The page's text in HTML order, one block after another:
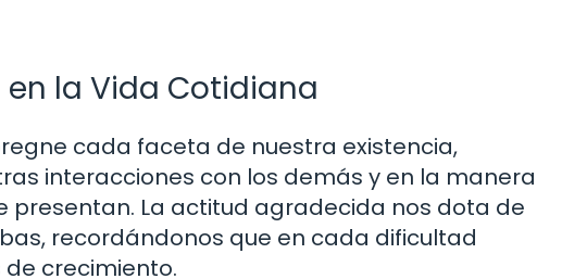
la Vida Cotidiana
cada faceta de nuestra existencia,
interacciones con los demás y en la manera
presentan. La actitud agradecida nos dota de
recordándonos que en cada dificultad
crecimiento.